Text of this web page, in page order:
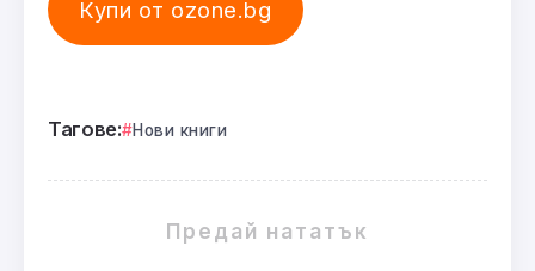
Купи от ozone.bg
Тагове: Нови книги
Предай нататък